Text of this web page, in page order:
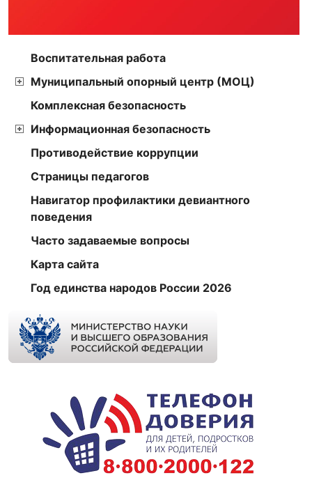
Воспитательная работа
Муниципальный опорный центр (МОЦ)
Комплексная безопасность
Информационная безопасность
Противодействие коррупции
Страницы педагогов
Навигатор профилактики девиантного
поведения
Часто задаваемые вопросы
Карта сайта
Год единства народов России 2026